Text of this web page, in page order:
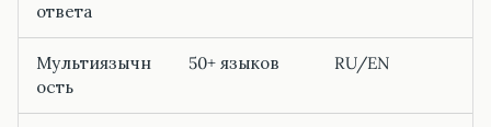
ответа
Мультиязычн
ость
50+ языков RU/EN